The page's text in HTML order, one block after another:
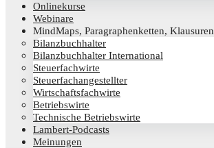
Online­kur­se
Web­i­na­re
Mind­Maps, Para­gra­phen­ket­ten, Klausuren
Bilanz­buch­hal­ter
Bilanz­buch­hal­ter International
Steu­er­fach­wir­te
Steu­er­fach­an­ge­stell­ter
Wirt­schafts­fach­wir­te
Betriebs­wir­te
Tech­ni­sche Betriebswirte
Lam­­bert-Pod­­casts
Mei­nun­gen